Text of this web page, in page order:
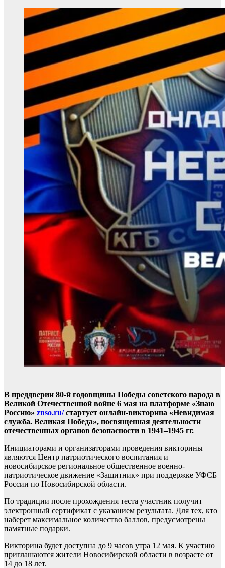
В преддверии 80-й годовщины Победы советского народа в
Великой Отечественной войне 6 мая на платформе «Знаю
Россию» znso.ru/стартует онлайн-викторина «Невидимая
служба. Великая Победа», посвященная деятельности
отечественных органов безопасности в 1941–1945 гг.
Инициаторами и организаторами проведения викторины
являются Центр патриотического воспитания и
новосибирское региональное общественное военно-
патриотическое движение «Защитник» при поддержке УФСБ
России по Новосибирской области.
По традиции после прохождения теста участник получит
электронный сертификат с указанием результата. Для тех, кто
наберет максимальное количество баллов, предусмотрены
памятные подарки.
Викторина будет доступна до 9 часов утра 12 мая. К участию
приглашаются жители Новосибирской области в возрасте от
14 до 18 лет.